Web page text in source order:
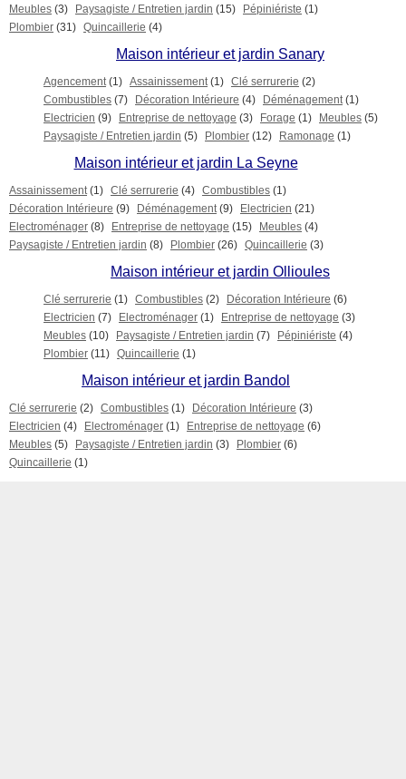
Meubles (3) Paysagiste / Entretien jardin (15) Pépiniériste (1)
Plombier (31) Quincaillerie (4)
Maison intérieur et jardin Sanary
Agencement (1) Assainissement (1) Clé serrurerie (2)
Combustibles (7) Décoration Intérieure (4) Déménagement (1)
Electricien (9) Entreprise de nettoyage (3) Forage (1) Meubles (5)
Paysagiste / Entretien jardin (5) Plombier (12) Ramonage (1)
Maison intérieur et jardin La Seyne
Assainissement (1) Clé serrurerie (4) Combustibles (1)
Décoration Intérieure (9) Déménagement (9) Electricien (21)
Electroménager (8) Entreprise de nettoyage (15) Meubles (4)
Paysagiste / Entretien jardin (8) Plombier (26) Quincaillerie (3)
Maison intérieur et jardin Ollioules
Clé serrurerie (1) Combustibles (2) Décoration Intérieure (6)
Electricien (7) Electroménager (1) Entreprise de nettoyage (3)
Meubles (10) Paysagiste / Entretien jardin (7) Pépiniériste (4)
Plombier (11) Quincaillerie (1)
Maison intérieur et jardin Bandol
Clé serrurerie (2) Combustibles (1) Décoration Intérieure (3)
Electricien (4) Electroménager (1) Entreprise de nettoyage (6)
Meubles (5) Paysagiste / Entretien jardin (3) Plombier (6)
Quincaillerie (1)